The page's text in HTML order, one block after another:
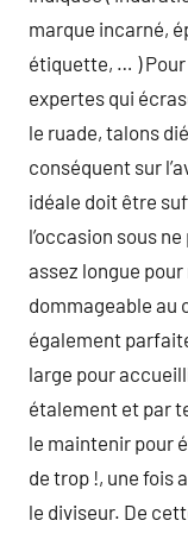
marque incarné,
étiquette, … )
expertes qui
le ruade, talons
conséquent sur
idéale doit être
l’occasion sous
assez longue pour
dommageable au
également
large pour
étalement et par
le maintenir pour
de trop !, une fois
le diviseur. De